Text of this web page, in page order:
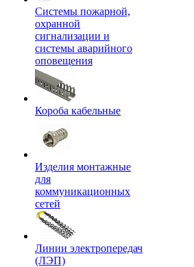
Системы пожарной,
охранной
сигнализации и
системы аварийного
оповещения
Короба кабельные
Изделия монтажные
для
коммуникационных
сетей
Линии электропередач
(ЛЭП)